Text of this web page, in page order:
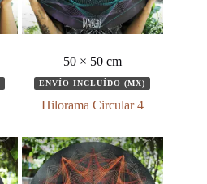
50 × 50 cm
ENVÍO INCLUÍDO (MX)
Hilorama Circular 4